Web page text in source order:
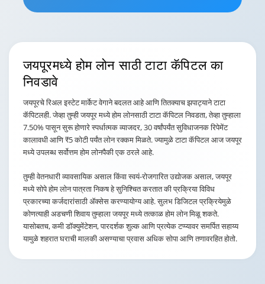
जयपूरमध्ये होम लोन साठी टाटा कॅपिटल का
निवडावे
जयपूरचे रिअल इस्टेट मार्केट वेगाने बदलत आहे आणि तितक्याच झपाट्याने टाटा
कॅपिटलही. जेव्हा तुम्ही जयपूर मध्ये होम लोनसाठी टाटा कॅपिटल निवडता, तेव्हा तुम्हाला
7.50% पासून सुरू होणारे स्पर्धात्मक व्याजदर, 30 वर्षांपर्यंत सुविधाजनक रिपेमेंट
कालावधी आणि ₹5 कोटी पर्यंत लोन रक्कम मिळते. ज्यामुळे टाटा कॅपिटल आज जयपूर
मध्ये उपलब्ध सर्वोत्तम होम लोनपैकी एक ठरले आहे.
तुम्ही वेतनधारी व्यावसायिक असाल किंवा स्वयं-रोजगारित उद्योजक असाल, जयपूर
मध्ये सोपे होम लोन पात्रता निकष हे सुनिश्चित करतात की प्रक्रिया विविध
प्रकारच्या कर्जदारांसाठी ॲक्सेस करण्यायोग्य आहे. सुलभ डिजिटल प्रक्रियेमुळे
कोणत्याही अडचणी शिवाय तुम्हाला जयपूर मध्ये तत्काळ होम लोन मिळू शकते.
यासोबतच, कमी डॉक्युमेंटेशन, पारदर्शक शुल्क आणि प्रत्येक टप्प्यावर समर्पित सहाय्य
यामुळे शहरात घराची मालकी असण्याचा प्रवास अधिक सोपा आणि तणावरहित होतो.